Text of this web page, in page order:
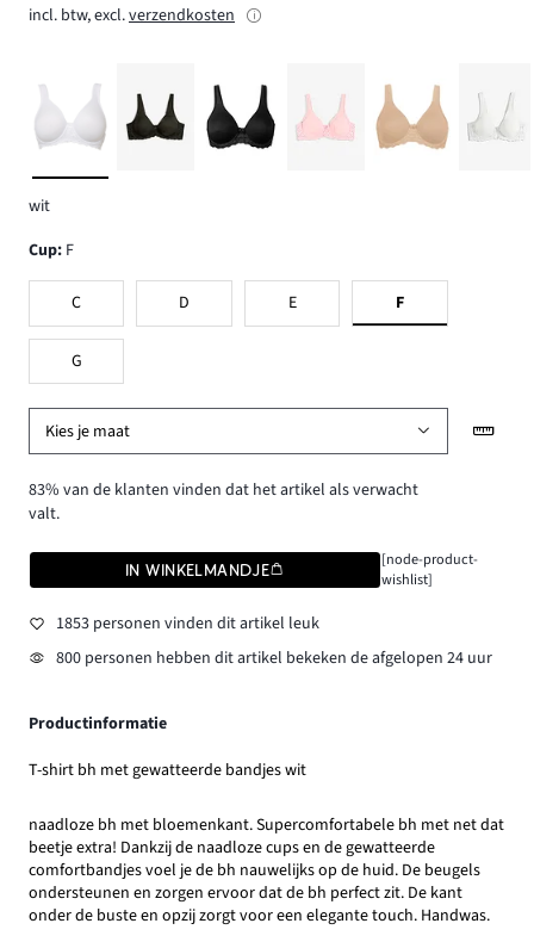
incl. btw, excl.verzendkosten
wit
Cup: F
C D E F
G
Kies je maat
83% van de klanten vinden dat het artikel als verwacht
valt.
IN WINKELMANDJE
[node-product-
wishlist]
1853 personen vinden dit artikel leuk
800 personen hebben dit artikel bekeken de afgelopen 24 uur
Productinformatie
T-shirt bh met gewatteerde bandjes wit
naadloze bh met bloemenkant. Supercomfortabele bh met net dat
beetje extra! Dankzij de naadloze cups en de gewatteerde
comfortbandjes voel je de bh nauwelijks op de huid. De beugels
ondersteunen en zorgen ervoor dat de bh perfect zit. De kant
onder de buste en opzij zorgt voor een elegante touch. Handwas.